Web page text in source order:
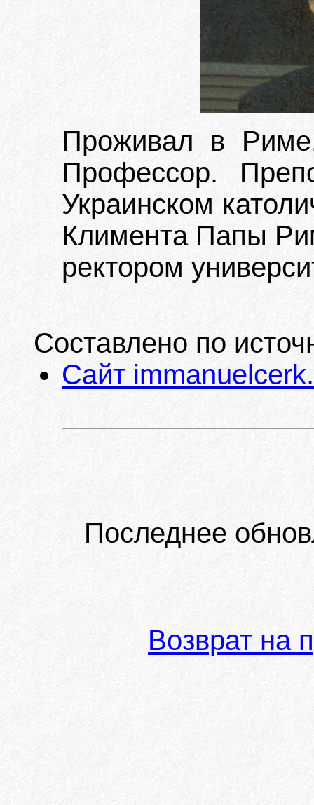
Проживал в
Профессор.
Украинском
Климента Папы
ректором
Составлено по
Сайт
Последнее
Возврат на